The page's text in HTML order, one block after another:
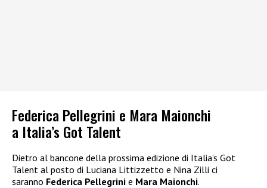
Federica Pellegrini e Mara Maionchi
a Italia’s Got Talent
Dietro al bancone della prossima edizione di Italia’s Got
Talent al posto di Luciana Littizzetto e Nina Zilli ci
saranno Federica Pellegrini e Mara Maionchi.